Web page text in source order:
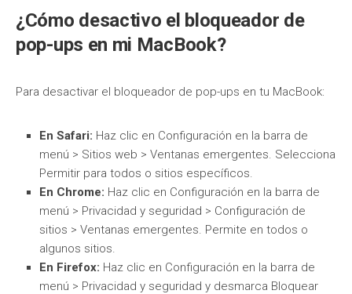
¿Cómo desactivo el bloqueador de
pop-ups en mi MacBook?
Para desactivar el bloqueador de pop-ups en tu MacBook:
En Safari: Haz clic en Configuración en la barra de
menú > Sitios web > Ventanas emergentes. Selecciona
Permitir para todos o sitios específicos.
En Chrome: Haz clic en Configuración en la barra de
menú > Privacidad y seguridad > Configuración de
sitios > Ventanas emergentes. Permite en todos o
algunos sitios.
En Firefox: Haz clic en Configuración en la barra de
menú > Privacidad y seguridad y desmarca Bloquear